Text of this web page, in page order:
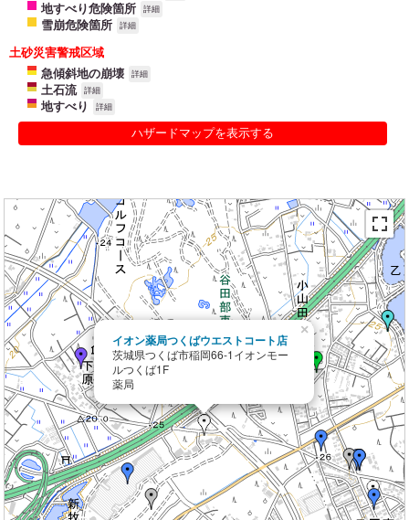
地すべり危険箇所 詳細
雪崩危険箇所 詳細
土砂災害警戒区域
急傾斜地の崩壊
詳細
土石流 詳細
地すべり 詳細
ハザードマップを表示する
イオン薬局つくばウエストコート店
茨城県つくば市稲岡66-1イオンモー
ルつくば1F
薬局
×